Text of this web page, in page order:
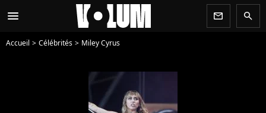
menu newsletter search
Accueil Célébrités Miley Cyrus